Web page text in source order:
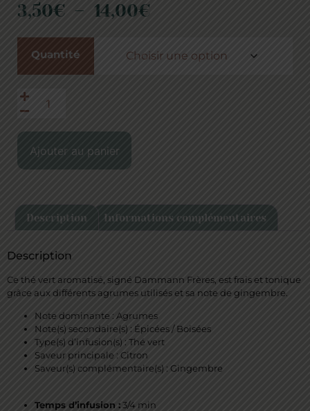
3,50€ – 14,00€
Quantité
Ajouter au panier
Description Informations complémentaires
Description
Ce thé vert aromatisé, signé Dammann Frères, est frais et tonique
grâce aux différents agrumes utilisés et sa note de gingembre.
Note dominante : Agrumes
Note(s) secondaire(s) : Épicées / Boisées
Type(s) d’infusion(s) : Thé vert
Saveur principale : Citron
Saveur(s) complémentaire(s) : Gingembre
Temps d’infusion :3/4 min